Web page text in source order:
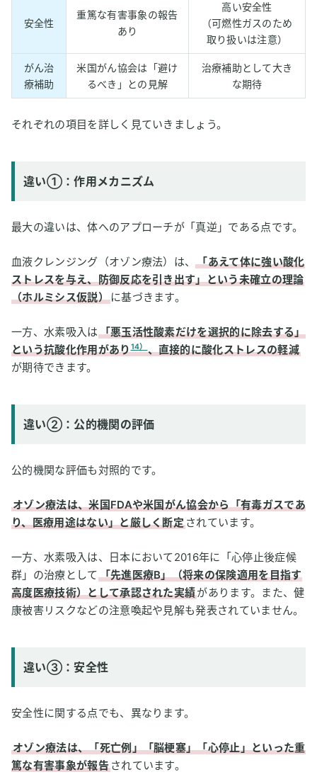
安全性
重篤な有害事象の報告
あり
高い安全性
（可燃性ガスのため
取り扱いは注意）
がん治
療補助
米国がん協会は「避け
るべき」との見解
治療補助として大き
な期待
それぞれの項目を詳しく見ていきましょう。
違い①：作用メカニズム
最大の違いは、体へのアプローチが「真逆」である点です。
血液クレンジング（オゾン療法）は、「あえて体に強い酸化
ストレスを与え、防御反応を引き出す」という未確立の理論
（ホルミシス仮説）に基づきます。
一方、水素吸入は「悪玉活性酸素だけを選択的に除去する」
という抗酸化作用があり14） 、直接的に酸化ストレスの軽減
が期待できます。
違い②：公的機関の評価
公的機関な評価も対照的です。
オゾン療法は、米国FDAや米国がん協会から「有毒ガスであ
り、医療用途はない」と厳しく断定 されています。
一方、水素吸入は、日本において2016年に「心停止後症候
群」の治療として「先進医療B」（将来の保険適用を目指す
高度医療技術）として承認された実績があります。また、健
康被害リスクなどの注意喚起や見解も発表されていません。
違い③：安全性
安全性に関する点でも、異なります。
オゾン療法は、「死亡例」「脳梗塞」「心停止」といった重
篤な有害事象が報告されています。